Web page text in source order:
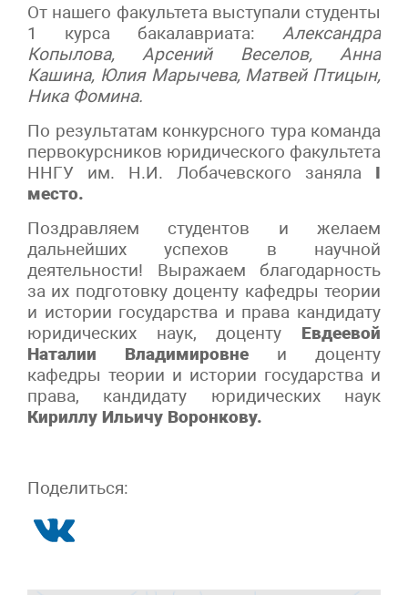
От нашего факультета выступали студенты
1 курса бакалавриата: Александра
Копылова, Арсений Веселов, Анна
Кашина, Юлия Марычева, Матвей Птицын,
Ника Фомина.
По результатам конкурсного тура команда
первокурсников юридического факультета
ННГУ им. Н.И. Лобачевского заняла I
место.
Поздравляем студентов и желаем
дальнейших успехов в научной
деятельности! Выражаем благодарность
за их подготовку доценту кафедры теории
и истории государства и права кандидату
юридических наук, доценту Евдеевой
Наталии Владимировне и доценту
кафедры теории и истории государства и
права, кандидату юридических наук
Кириллу Ильичу Воронкову.
Поделиться: